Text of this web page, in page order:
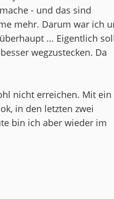
- und das sind
mehr. Darum war ich
... Eigentlich soll
wegzustecken. Da
nicht erreichen. Mit ein
in den letzten zwei
bin ich aber wieder im